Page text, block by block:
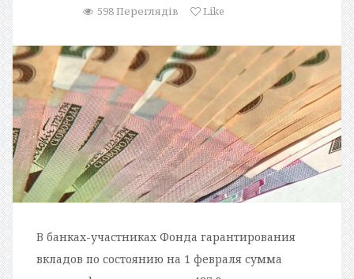
598 Переглядів
Like
В банках-участниках Фонда гарантирования
вкладов по состоянию на 1 февраля сумма